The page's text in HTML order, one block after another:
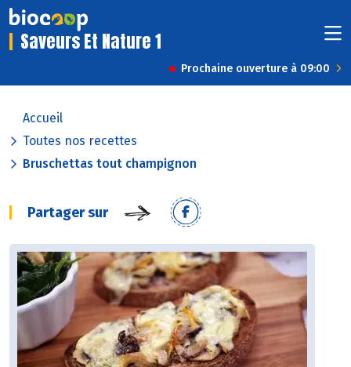
Saveurs Et Nature 1
Prochaine ouverture à 09:00
Accueil
Toutes nos recettes
Bruschettas tout champignon
Partager sur